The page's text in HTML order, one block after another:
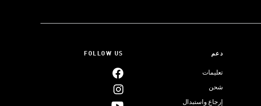
دعم
تعليمات
شحن
إرجاع واستبدال
FOLLOW US